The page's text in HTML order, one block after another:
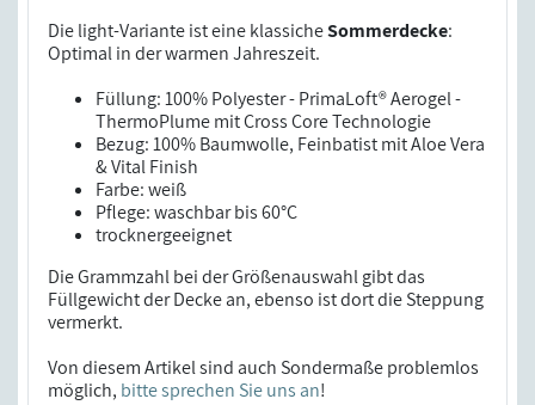
Die light-Variante ist eine klassicheSommerdecke:
Optimal in der warmen Jahreszeit.
Füllung: 100% Polyester - PrimaLoft® Aerogel -
ThermoPlume mit Cross Core Technologie
Bezug: 100% Baumwolle, Feinbatist mit Aloe Vera
& Vital Finish
Farbe: weiß
Pflege: waschbar bis 60°C
trocknergeeignet
Die Grammzahl bei der Größenauswahl gibt das
Füllgewicht der Decke an, ebenso ist dort die Steppung
vermerkt.
Von diesem Artikel sind auch Sondermaße problemlos
möglich, bitte sprechen Sie uns an!